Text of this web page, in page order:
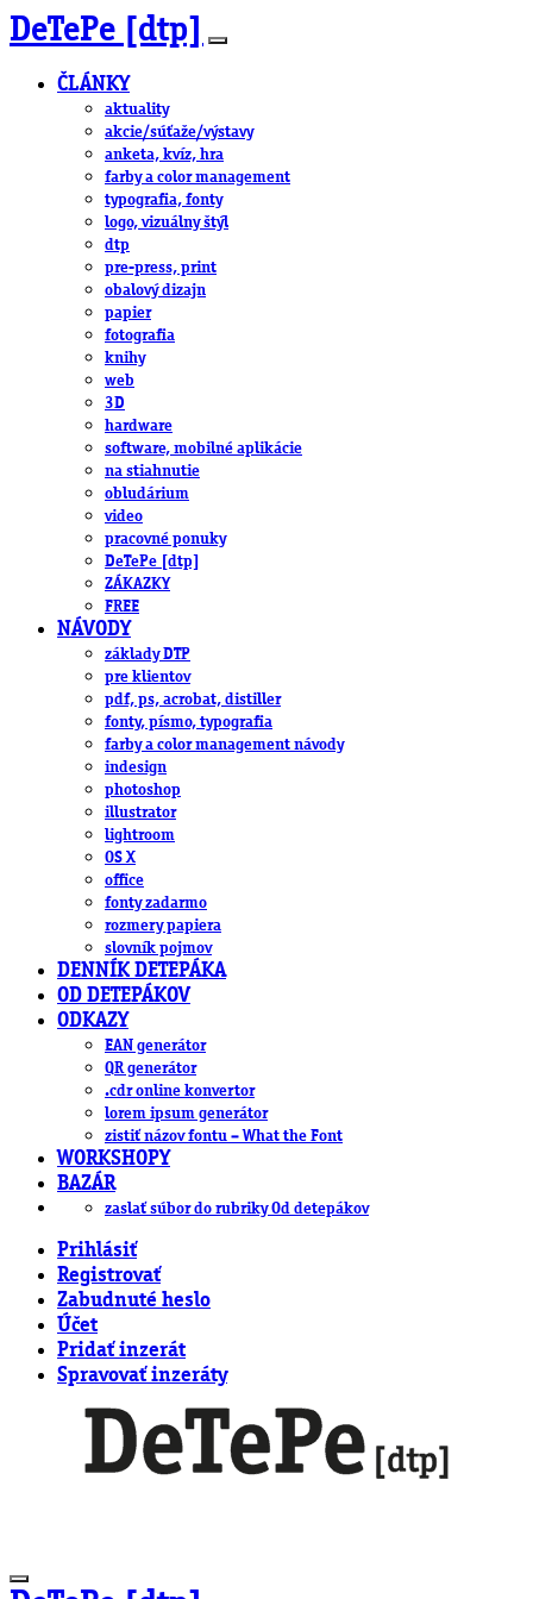
DeTePe [dtp]
ČLÁNKY
aktuality
akcie/súťaže/výstavy
anketa, kvíz, hra
farby a color management
typografia, fonty
logo, vizuálny štýl
dtp
pre-press, print
obalový dizajn
papier
fotografia
knihy
web
3D
hardware
software, mobilné aplikácie
na stiahnutie
obludárium
video
pracovné ponuky
DeTePe [dtp]
ZÁKAZKY
FREE
NÁVODY
základy DTP
pre klientov
pdf, ps, acrobat, distiller
fonty, písmo, typografia
farby a color management návody
indesign
photoshop
illustrator
lightroom
OS X
office
fonty zadarmo
rozmery papiera
slovník pojmov
DENNÍK DETEPÁKA
OD DETEPÁKOV
ODKAZY
EAN generátor
QR generátor
.cdr online konvertor
lorem ipsum generátor
zistiť názov fontu – What the Font
WORKSHOPY
BAZÁR
zaslať súbor do rubriky Od detepákov
Prihlásiť
Registrovať
Zabudnuté heslo
Účet
Pridať inzerát
Spravovať inzeráty